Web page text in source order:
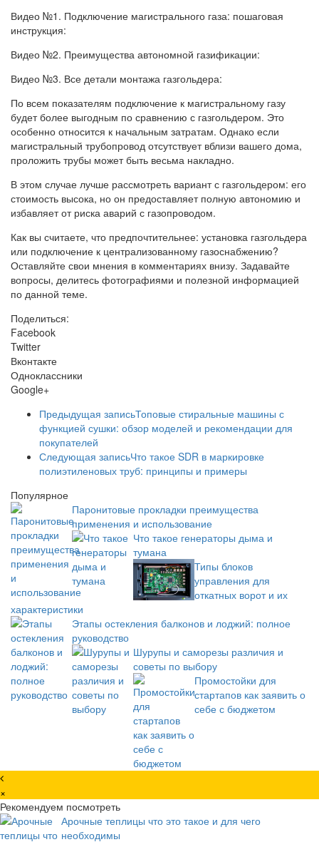
Видео №1. Подключение магистрального газа: пошаговая
инструкция:
Видео №2. Преимущества автономной газификации:
Видео №3. Все детали монтажа газгольдера:
По всем показателям подключение к магистральному газу
будет более выгодным по сравнению с газгольдером. Это
особенно относится к начальным затратам. Однако если
магистральный трубопровод отсутствует вблизи вашего дома,
проложить трубы может быть весьма накладно.
В этом случае лучше рассмотреть вариант с газгольдером: его
стоимость высока, но он предоставляет полную автономию и
избавляет от риска аварий с газопроводом.
Как вы считаете, что предпочтительнее: установка газгольдера
или подключение к централизованному газоснабжению?
Оставляйте свои мнения в комментариях внизу. Задавайте
вопросы, делитесь фотографиями и полезной информацией
по данной теме.
Поделиться:
Facebook
Twitter
Вконтакте
Одноклассники
Google+
Предыдущая записьТоповые стиральные машины с
функцией сушки: обзор моделей и рекомендации для
покупателей
Следующая записьЧто такое SDR в маркировке
полиэтиленовых труб: принципы и примеры
Популярное
Паронитовые прокладки преимущества
применения и использование
Что такое генераторы дыма и
тумана
Типы блоков
управления для
откатных ворот и их
характеристики
Этапы остекления балконов и лоджий: полное
руководство
Шурупы и саморезы различия и
советы по выбору
Промостойки для
стартапов как заявить о
себе с бюджетом
×
Рекомендуем посмотреть
Арочные теплицы что это такое и для чего
необходимы